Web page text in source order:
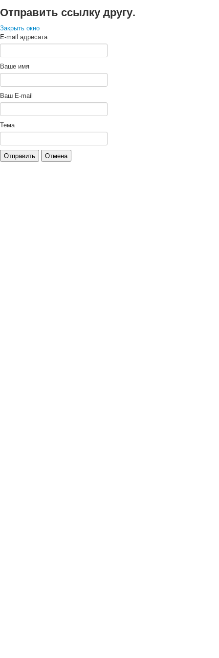
Отправить ссылку другу.
Закрыть окно
E-mail адресата
Ваше имя
Ваш E-mail
Тема
Отправить Отмена